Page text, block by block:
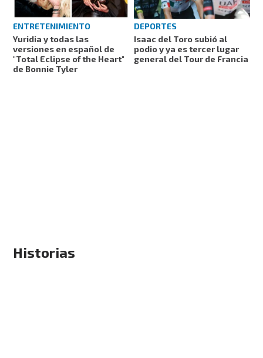
ENTRETENIMIENTO
Yuridia y todas las
versiones en español de
"Total Eclipse of the Heart"
de Bonnie Tyler
DEPORTES
Isaac del Toro subió al
podio y ya es tercer lugar
general del Tour de Francia
Historias